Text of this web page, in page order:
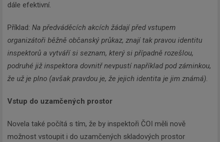
dále efektivní.
Příklad: Na předváděcích akcích žádají před vstupem
organizátoři běžně občanský průkaz, znají tak pravou identitu
inspektorů a vytváří si seznam, který si případně rozešlou,
podruhé již inspektora dovnitř nevpustí například pod záminkou,
že už je plno (avšak pravdou je, že jejich identita je jim známá).
Vstup do uzamčených prostor
Novela také počítá s tím, že by inspektoři ČOI měli nově
možnost vstoupit i do uzamčených skladových prostor